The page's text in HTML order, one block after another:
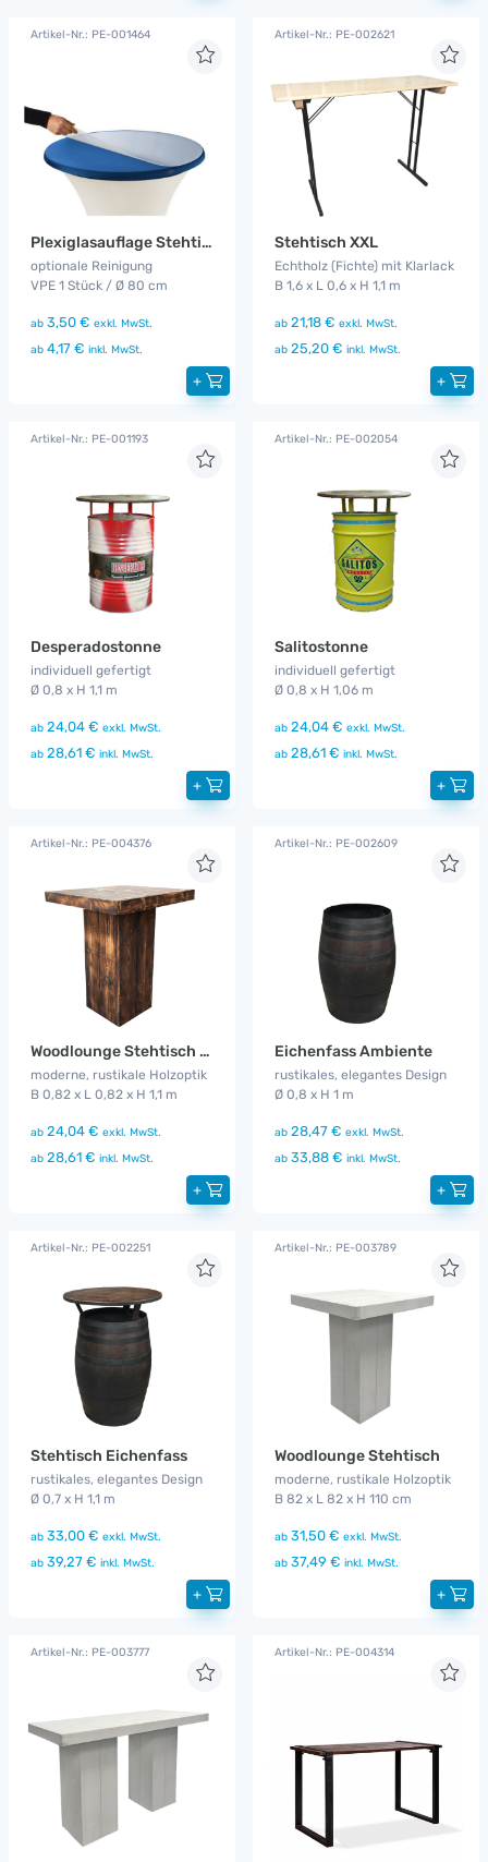
Artikel-Nr.: PE-001464
Plexiglasauflage Stehtisch
optionale Reinigung
VPE 1 Stück / Ø 80 cm
ab 3,50 € exkl. MwSt.
ab 4,17 € inkl. MwSt.
+
Artikel-Nr.: PE-002621
Stehtisch XXL
Echtholz (Fichte) mit Klarlack
B 1,6 x L 0,6 x H 1,1 m
ab 21,18 € exkl. MwSt.
ab 25,20 € inkl. MwSt.
+
Artikel-Nr.: PE-001193
Desperadostonne
individuell gefertigt
Ø 0,8 x H 1,1 m
ab 24,04 € exkl. MwSt.
ab 28,61 € inkl. MwSt.
+
Artikel-Nr.: PE-002054
Salitostonne
individuell gefertigt
Ø 0,8 x H 1,06 m
ab 24,04 € exkl. MwSt.
ab 28,61 € inkl. MwSt.
+
Artikel-Nr.: PE-004376
Woodlounge Stehtisch Industrial
moderne, rustikale Holzoptik
B 0,82 x L 0,82 x H 1,1 m
ab 24,04 € exkl. MwSt.
ab 28,61 € inkl. MwSt.
+
Artikel-Nr.: PE-002609
Eichenfass Ambiente
rustikales, elegantes Design
Ø 0,8 x H 1 m
ab 28,47 € exkl. MwSt.
ab 33,88 € inkl. MwSt.
+
Artikel-Nr.: PE-002251
Stehtisch Eichenfass
rustikales, elegantes Design
Ø 0,7 x H 1,1 m
ab 33,00 € exkl. MwSt.
ab 39,27 € inkl. MwSt.
+
Artikel-Nr.: PE-003789
Woodlounge Stehtisch
moderne, rustikale Holzoptik
B 82 x L 82 x H 110 cm
ab 31,50 € exkl. MwSt.
ab 37,49 € inkl. MwSt.
+
Artikel-Nr.: PE-003777 Artikel-Nr.: PE-004314